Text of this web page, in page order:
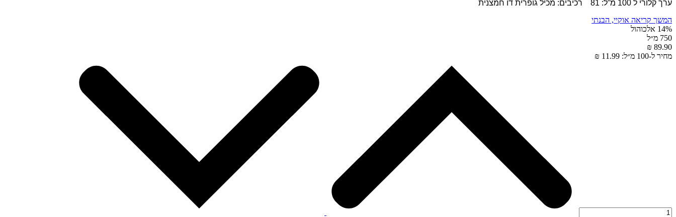
ערך קלורי ל 100 מ”ל: 81 רכיבים: מכיל גופרית דו חמצנית
המשך קריאה אוקיי, הבנתי
14% אלכוהול
750 מ״ל
89.90 ₪
מחיר ל-100 מ״ל: 11.99 ₪